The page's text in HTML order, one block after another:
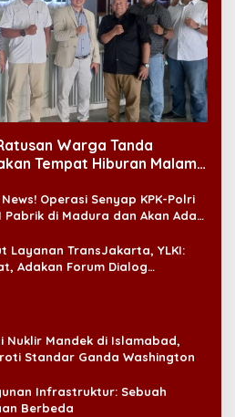
Warga Tanda
Tempat Hiburan Malam
Operasi Senyap KPK-Polri
Pabrik di Madura dan Akan Ada
Layanan TransJakarta, YLKI:
Adakan Forum Dialog
Nuklir Mandek di Islamabad,
Standar Ganda Washington
Infrastruktur: Sebuah
Berbeda